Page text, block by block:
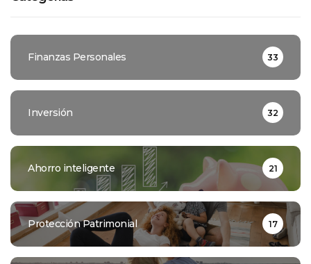
Finanzas Personales 33
Inversión 32
Ahorro inteligente 21
Protección Patrimonial 17